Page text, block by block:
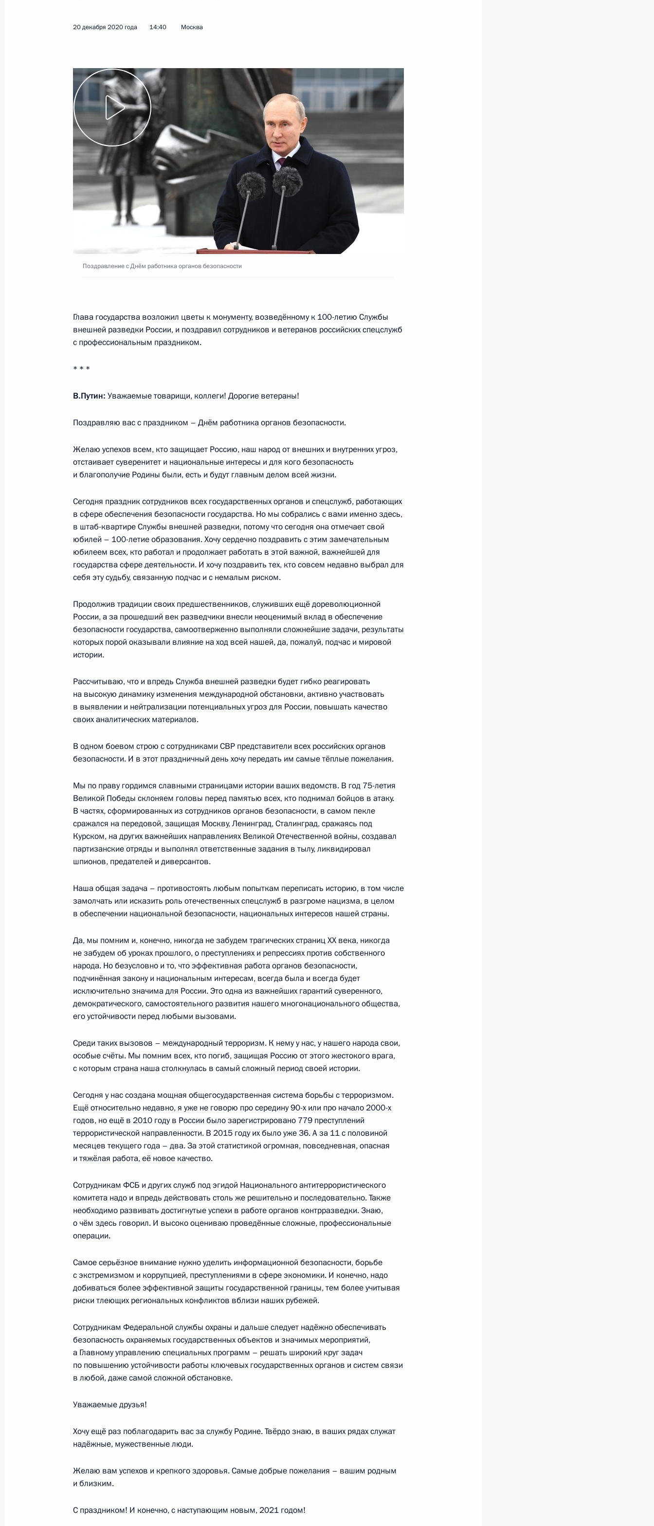
безопасности
30 декабря 2020 года, 11:00
Совещание с постоянными членами Совета Безопасности
25 декабря 2020 года, 16:00
Расширенное заседание коллегии Минобороны
21 декабря 2020 года, 13:30
Поздравление с Днём работника органов безопасности
20 декабря 2020 года, 14:40
18 декабря 2020 года, 16:25
Совещание с постоянными членами Совета Безопасности
4 декабря 2020 года, 20:25
2 декабря 2020 года, 13:15
Совещание с постоянными членами Совета Безопасности
27 ноября 2020 года, 14:15
Утверждена Стратегия государственной антинаркотической
политики России до 2030 года
23 ноября 2020 года, 19:00
Заседание Совета Безопасности
16 ноября 2020 года, 14:15
Указ о введении в действие Плана обороны Российской
Федерации на 2021–2025 годы
13 ноября 2020 года, 19:20
Совещание с руководством Минобороны, федеральных ведомств
и предприятий ОПК
11 ноября 2020 года, 14:10
Внесены изменения в законы о федеральной службе
безопасности и о внешней разведке
В закон о безопасности внесены изменения в связи
с вступлением в силу закона о поправке к Конституции
9 ноября 2020 года, 15:05
Подписан закон о ратификации соглашения между Россией
и Туркменистаном о сотрудничестве в области безопасности
Совещание с постоянными членами Совета Безопасности
6 ноября 2020 года, 14:15
Совещание с постоянными членами Совета Безопасности
30 октября 2020 года, 14:40
и обеспечения национальной безопасности до 2035 года
26 октября 2020 года, 19:40
Показать предыдущие материалы
26 июля 2026 года
Разделы сайта
Президента
Информационные
Официальные
Правовая и
20 декабря 2020 года 14:40 Москва
Поздравление с Днём работника органов безопасности
Глава государства возложил цветы к монументу, возведённому к 100-летию Службы
внешней разведки России, и поздравил сотрудников и ветеранов российских спецслужб
с профессиональным праздником.
* * *
В.Путин: Уважаемые товарищи, коллеги! Дорогие ветераны!
Поздравляю вас с праздником – Днём работника органов безопасности.
Желаю успехов всем, кто защищает Россию, наш народ от внешних и внутренних угроз,
отстаивает суверенитет и национальные интересы и для кого безопасность
и благополучие Родины были, есть и будут главным делом всей жизни.
Сегодня праздник сотрудников всех государственных органов и спецслужб, работающих
в сфере обеспечения безопасности государства. Но мы собрались с вами именно здесь,
в штаб-квартире Службы внешней разведки, потому что сегодня она отмечает свой
юбилей – 100-летие образования. Хочу сердечно поздравить с этим замечательным
юбилеем всех, кто работал и продолжает работать в этой важной, важнейшей для
государства сфере деятельности. И хочу поздравить тех, кто совсем недавно выбрал для
себя эту судьбу, связанную подчас и с немалым риском.
Продолжив традиции своих предшественников, служивших ещё дореволюционной
России, а за прошедший век разведчики внесли неоценимый вклад в обеспечение
безопасности государства, самоотверженно выполняли сложнейшие задачи, результаты
которых порой оказывали влияние на ход всей нашей, да, пожалуй, подчас и мировой
истории.
Рассчитываю, что и впредь Служба внешней разведки будет гибко реагировать
на высокую динамику изменения международной обстановки, активно участвовать
в выявлении и нейтрализации потенциальных угроз для России, повышать качество
своих аналитических материалов.
В одном боевом строю с сотрудниками СВР представители всех российских органов
безопасности. И в этот праздничный день хочу передать им самые тёплые пожелания.
Мы по праву гордимся славными страницами истории ваших ведомств. В год 75-летия
Великой Победы склоняем головы перед памятью всех, кто поднимал бойцов в атаку.
В частях, сформированных из сотрудников органов безопасности, в самом пекле
сражался на передовой, защищая Москву, Ленинград, Сталинград, сражаясь под
Курском, на других важнейших направлениях Великой Отечественной войны, создавал
партизанские отряды и выполнял ответственные задания в тылу, ликвидировал
шпионов, предателей и диверсантов.
Наша общая задача – противостоять любым попыткам переписать историю, в том числе
замолчать или исказить роль отечественных спецслужб в разгроме нацизма, в целом
в обеспечении национальной безопасности, национальных интересов нашей страны.
Да, мы помним и, конечно, никогда не забудем трагических страниц ХХ века, никогда
не забудем об уроках прошлого, о преступлениях и репрессиях против собственного
народа. Но безусловно и то, что эффективная работа органов безопасности,
подчинённая закону и национальным интересам, всегда была и всегда будет
исключительно значима для России. Это одна из важнейших гарантий суверенного,
демократического, самостоятельного развития нашего многонационального общества,
его устойчивости перед любыми вызовами.
Среди таких вызовов – международный терроризм. К нему у нас, у нашего народа свои,
особые счёты. Мы помним всех, кто погиб, защищая Россию от этого жестокого врага,
с которым страна наша столкнулась в самый сложный период своей истории.
Сегодня у нас создана мощная общегосударственная система борьбы с терроризмом.
Ещё относительно недавно, я уже не говорю про середину 90-х или про начало 2000-х
годов, но ещё в 2010 году в России было зарегистрировано 779 преступлений
террористической направленности. В 2015 году их было уже 36. А за 11 с половиной
месяцев текущего года – два. За этой статистикой огромная, повседневная, опасная
и тяжёлая работа, её новое качество.
Сотрудникам ФСБ и других служб под эгидой Национального антитеррористического
комитета надо и впредь действовать столь же решительно и последовательно. Также
необходимо развивать достигнутые успехи в работе органов контрразведки. Знаю,
о чём здесь говорил. И высоко оцениваю проведённые сложные, профессиональные
операции.
Самое серьёзное внимание нужно уделить информационной безопасности, борьбе
с экстремизмом и коррупцией, преступлениями в сфере экономики. И конечно, надо
добиваться более эффективной защиты государственной границы, тем более учитывая
риски тлеющих региональных конфликтов вблизи наших рубежей.
Сотрудникам Федеральной службы охраны и дальше следует надёжно обеспечивать
безопасность охраняемых государственных объектов и значимых мероприятий,
а Главному управлению специальных программ – решать широкий круг задач
по повышению устойчивости работы ключевых государственных органов и систем связи
в любой, даже самой сложной обстановке.
Уважаемые друзья!
Хочу ещё раз поблагодарить вас за службу Родине. Твёрдо знаю, в ваших рядах служат
надёжные, мужественные люди.
Желаю вам успехов и крепкого здоровья. Самые добрые пожелания – вашим родным
и близким.
С праздником! И конечно, с наступающим новым, 2021 годом!